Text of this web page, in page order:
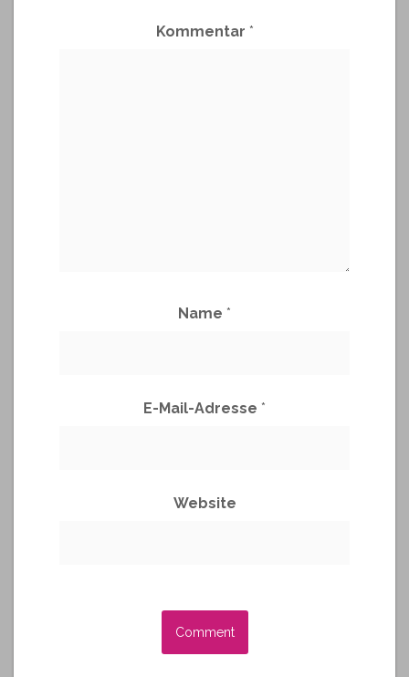
Kommentar *
Name *
E-Mail-Adresse *
Website